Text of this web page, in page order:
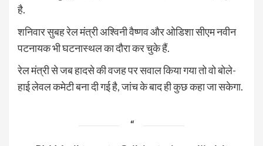
है.
शनिवार सुबह रेल मंत्री अश्विनी वैष्णव और ओडिशा सीएम नवीन
पटनायक भी घटनास्थल का दौरा कर चुके हैं.
रेल मंत्री से जब हादसे की वजह पर सवाल किया गया तो वो बोले-
हाई लेवल कमेटी बना दी गई है, जांच के बाद ही कुछ कहा जा सकेगा.